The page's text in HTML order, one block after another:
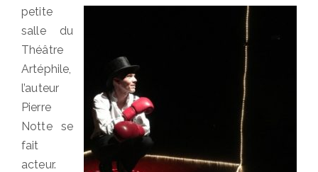
petite
salle du
Théâtre
Artéphile,
l’auteur
Pierre
Notte se
fait
acteur.